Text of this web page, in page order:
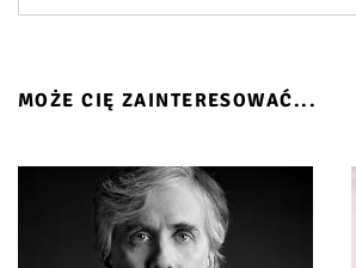
MOŻE CIĘ ZAINTERESOWAĆ...